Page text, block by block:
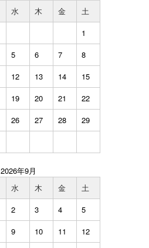
水 木 金
土
1
5 6 7
8
12 13 14
15
19 20 21
22
26 27 28
29
2026年9月
水 木 金
土
2 3 4
5
9 10 11
12